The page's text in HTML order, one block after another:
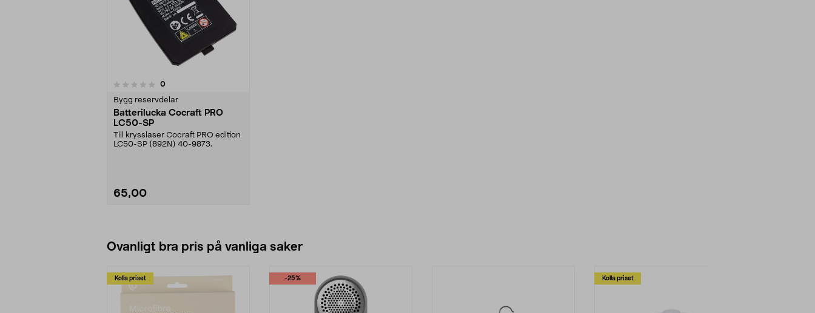
0recensioner
Bygg reservdelar
Batterilucka Cocraft PRO
LC50-SP
Till krysslaser Cocraft PRO edition
LC50-SP (892N) 40-9873.
65,00
Ovanligt bra pris på vanliga saker
Kolla priset -25% Kolla priset